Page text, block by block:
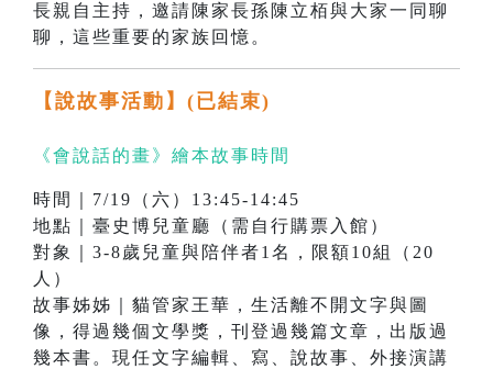
長親自主持，邀請陳家長孫陳立栢與大家一同聊
聊，這些重要的家族回憶。
【說故事活動】 (已結束)
《會說話的畫》繪本故事時間
時間｜7/19（六）13:45-14:45
地點｜臺史博兒童廳（需自行購票入館）
對象｜3-8歲兒童與陪伴者1名，限額10組（20
人）
故事姊姊｜貓管家王華，生活離不開文字與圖
像，得過幾個文學獎，刊登過幾篇文章，出版過
幾本書。現任文字編輯、寫、說故事、外接演講